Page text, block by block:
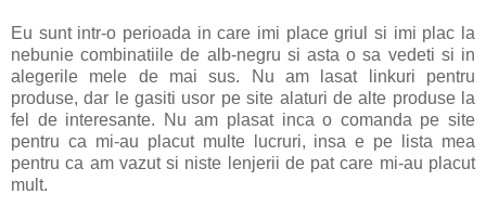
Eu sunt intr-o perioada in care imi place griul si imi plac la
nebunie combinatiile de alb-negru si asta o sa vedeti si in
alegerile mele de mai sus. Nu am lasat linkuri pentru
produse, dar le gasiti usor pe site alaturi de alte produse la
fel de interesante. Nu am plasat inca o comanda pe site
pentru ca mi-au placut multe lucruri, insa e pe lista mea
pentru ca am vazut si niste lenjerii de pat care mi-au placut
mult.